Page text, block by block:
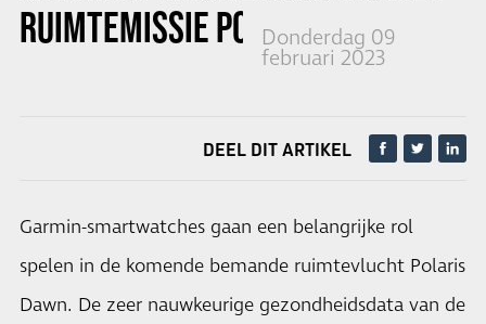
RUIMTEMISSIE POLARIS DAWN
Donderdag 09
februari 2023
DEEL DIT ARTIKEL
Garmin-smartwatches gaan een belangrijke rol
spelen in de komende bemande ruimtevlucht Polaris
Dawn. De zeer nauwkeurige gezondheidsdata van de